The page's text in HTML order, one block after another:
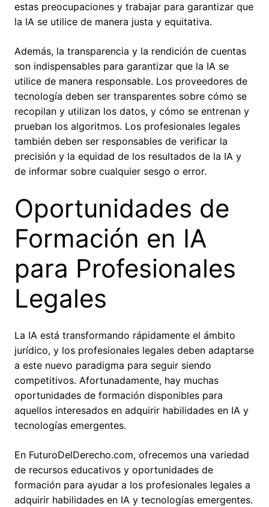
estas preocupaciones y trabajar para garantizar que
la IA se utilice de manera justa y equitativa.
Además, la transparencia y la rendición de cuentas
son indispensables para garantizar que la IA se
utilice de manera responsable. Los proveedores de
tecnología deben ser transparentes sobre cómo se
recopilan y utilizan los datos, y cómo se entrenan y
prueban los algoritmos. Los profesionales legales
también deben ser responsables de verificar la
precisión y la equidad de los resultados de la IA y
de informar sobre cualquier sesgo o error.
Oportunidades de
Formación en IA
para Profesionales
Legales
La IA está transformando rápidamente el ámbito
jurídico, y los profesionales legales deben adaptarse
a este nuevo paradigma para seguir siendo
competitivos. Afortunadamente, hay muchas
oportunidades de formación disponibles para
aquellos interesados en adquirir habilidades en IA y
tecnologías emergentes.
En FuturoDelDerecho.com, ofrecemos una variedad
de recursos educativos y oportunidades de
formación para ayudar a los profesionales legales a
adquirir habilidades en IA y tecnologías emergentes.